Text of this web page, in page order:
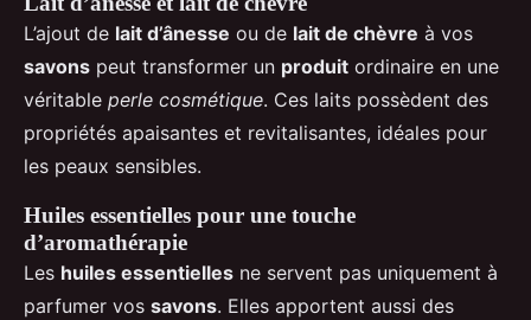
L’ajout de lait d’ânesse ou de lait de chèvre à vos
savons peut transformer un produit ordinaire en une
véritable perle cosmétique. Ces laits possèdent des
propriétés apaisantes et revitalisantes, idéales pour
les peaux sensibles.
Huiles essentielles pour une touche
d’aromathérapie
Les huiles essentielles ne servent pas uniquement à
parfumer vos savons. Elles apportent aussi des